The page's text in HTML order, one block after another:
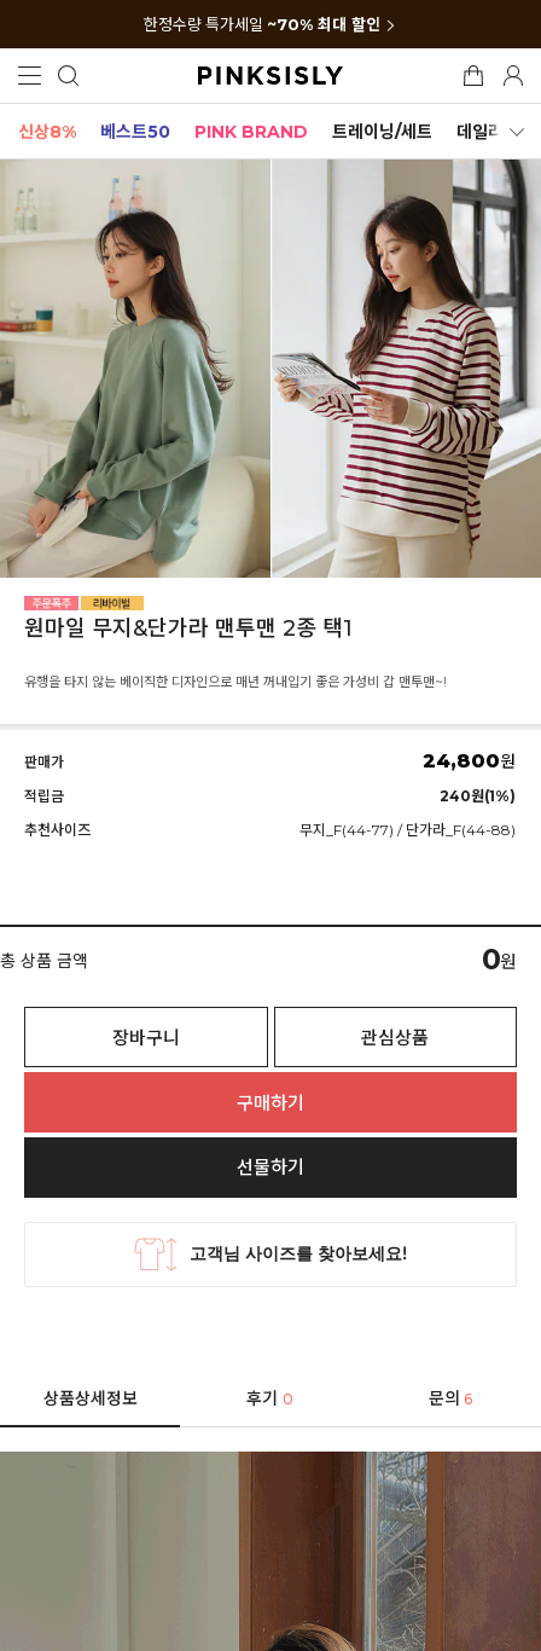
한정수량 특가세일 ~70% 최대 할인
신상8% 베스트50 PINK BRAND 트레이닝/세트 데일리세트
원마일 무지&단가라 맨투맨 2종 택1
유행을 타지 않는 베이직한 디자인으로 매년 꺼내입기 좋은 가성비 갑 맨투맨~!
판매가 24,800원
적립금
240원(1%)
추천사이즈
무지_F(44-77) / 단가라_F(44-88)
총 상품 금액 0원
장바구니 관심상품
구매하기
선물하기
상품상세정보 후기0 문의 6